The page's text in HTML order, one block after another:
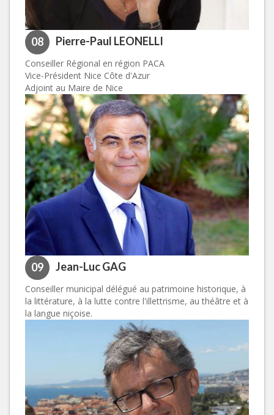
08 Pierre-Paul LEONELLI
Conseiller Régional en région PACA
Vice-Président Nice Côte d'Azur
Adjoint au Maire de Nice
09 Jean-Luc GAG
Conseiller municipal délégué au patrimoine historique, à
la littérature, à la lutte contre l'illettrisme, au théâtre et à
la langue niçoise.